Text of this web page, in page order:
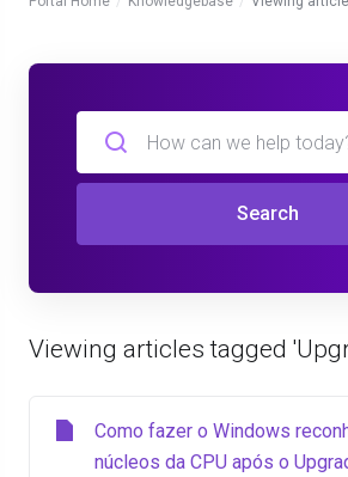
Search
Viewing articles tagged
Como fazer o Windows
núcleos da CPU após o